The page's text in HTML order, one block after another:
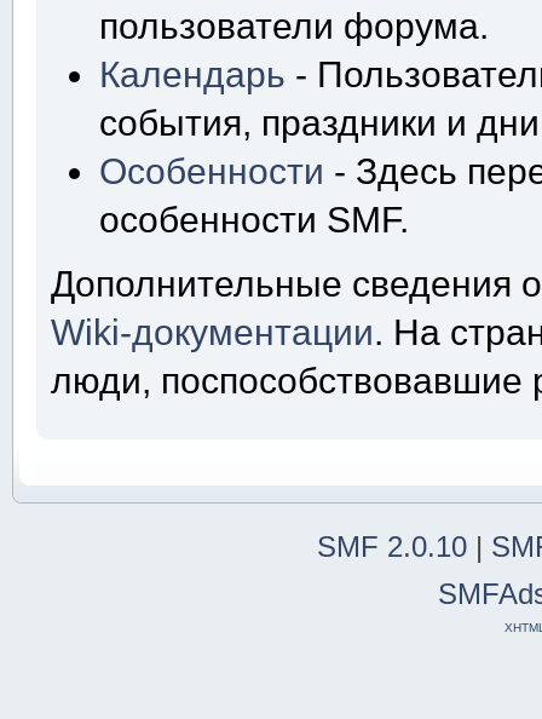
пользователи форума.
Календарь -
события, праздники и
Особенности - Здесь
особенности SMF.
Дополнительные сведения
Wiki-документации. На
люди, поспособствовавшие
SMF 2.0.10|